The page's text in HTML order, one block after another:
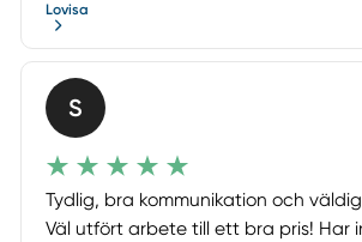
Lovisa
S
Tydlig, bra kommunikation och
Väl utfört arbete till ett bra pris! Har